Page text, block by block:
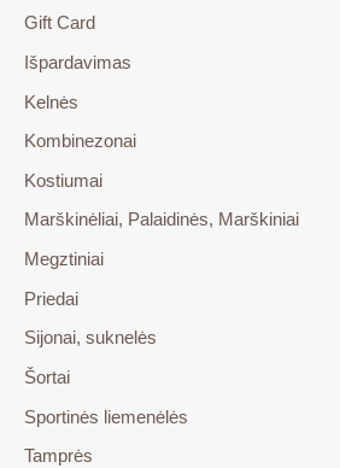
Gift Card
Išpardavimas
Kelnės
Kombinezonai
Kostiumai
Marškinėliai, Palaidinės, Marškiniai
Megztiniai
Priedai
Sijonai, suknelės
Šortai
Sportinės liemenėlės
Tamprės